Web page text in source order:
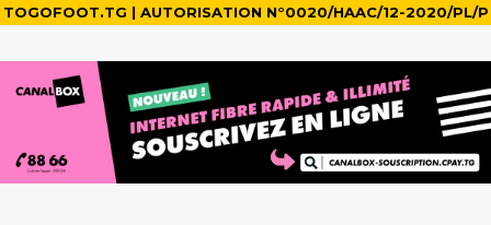
TOGOFOOT.TG | AUTORISATION N°0020/HAAC/12-2020/PL/P